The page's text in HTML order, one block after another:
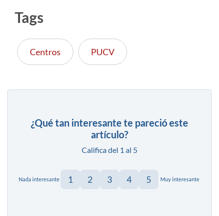
Tags
Centros PUCV
¿Qué tan interesante te pareció este
artículo?
Califica del 1 al 5
Nada interesante 1 2 3 4 5 Muy interesante